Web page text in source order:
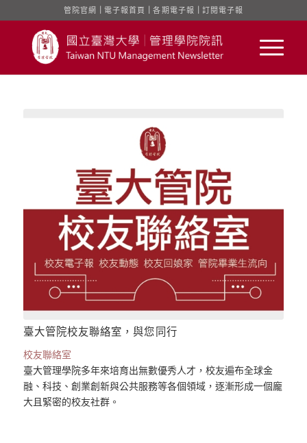
管院官網 電子報首頁 ｜各期電子報 訂閱電子報
臺大管院校友聯絡室，與您同行
校友聯絡室
臺大管理學院多年來培育出無數優秀人才，校友遍布全球金
融、科技、創業創新與公共服務等各個領域，逐漸形成一個龐
大且緊密的校友社群。